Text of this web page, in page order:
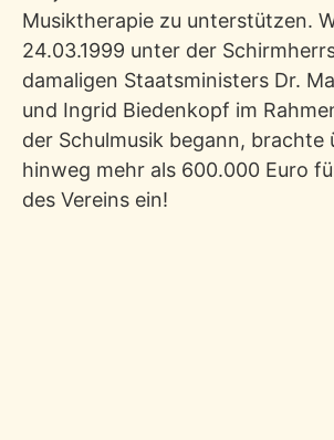
Musiktherapie zu unterstützen.
24.03.1999 unter der
damaligen Staatsministers Dr.
und Ingrid Biedenkopf im
der Schulmusik begann, brachte
hinweg mehr als 600.000 Euro
des Vereins ein!